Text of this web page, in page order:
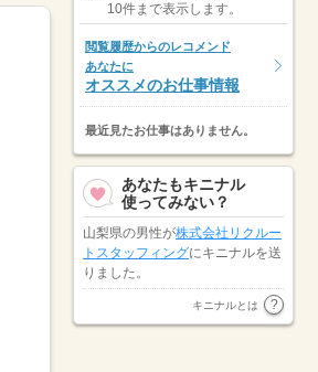
10件まで表示します。
閲覧履歴からのレコメンド
あなたに
オススメのお仕事情報
最近見たお仕事はありません。
あなたもキニナル
使ってみない？
山梨県の男性が株式会社リクルー
トスタッフィングにキニナルを送
りました。
株式会社みどり会
にキニナルを送りました。
キニナルとは